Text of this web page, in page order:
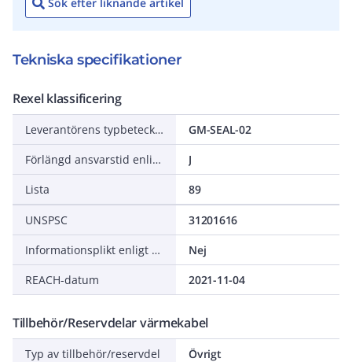
Tekniska specifikationer
Rexel klassificering
Leverantörens typbeteckning
GM-SEAL-02
Förlängd ansvarstid enligt ALEM-09
J
Lista
89
UNSPSC
31201616
Informationsplikt enligt REACH
Nej
REACH-datum
2021-11-04
Tillbehör/Reservdelar värmekabel
Typ av tillbehör/reservdel
Övrigt